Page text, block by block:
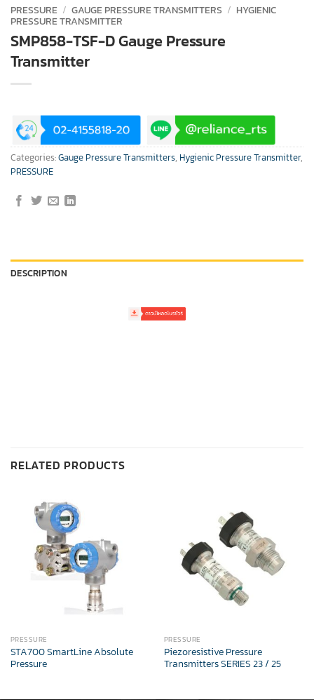
PRESSURE / GAUGE PRESSURE TRANSMITTERS / HYGIENIC
PRESSURE TRANSMITTER
SMP858-TSF-D Gauge Pressure
Transmitter
Categories:Gauge Pressure Transmitters, Hygienic Pressure Transmitter,
PRESSURE
DESCRIPTION
RELATED PRODUCTS
PRESSURE
STA700 SmartLine Absolute
Pressure
PRESSURE
Piezoresistive Pressure
Transmitters SERIES 23 / 25